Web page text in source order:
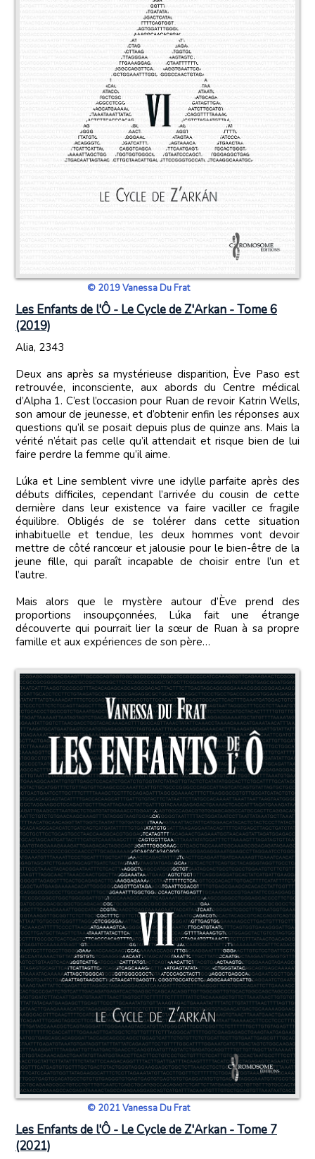
© 2019 Vanessa Du Frat
Les Enfants de l'Ô - Le Cycle de Z'Arkan - Tome 6
(2019)
Alia, 2343
Deux ans après sa mystérieuse disparition, Ève Paso est
retrouvée, inconsciente, aux abords du Centre médical
d’Alpha 1. C’est l’occasion pour Ruan de revoir Katrin Wells,
son amour de jeunesse, et d’obtenir enfin les réponses aux
questions qu’il se posait depuis plus de quinze ans. Mais la
vérité n’était pas celle qu’il attendait et risque bien de lui
faire perdre la femme qu’il aime.
Lúka et Line semblent vivre une idylle parfaite après des
débuts difficiles, cependant l’arrivée du cousin de cette
dernière dans leur existence va faire vaciller ce fragile
équilibre. Obligés de se tolérer dans cette situation
inhabituelle et tendue, les deux hommes vont devoir
mettre de côté rancœur et jalousie pour le bien-être de la
jeune fille, qui paraît incapable de choisir entre l’un et
l’autre.
Mais alors que le mystère autour d’Ève prend des
proportions insoupçonnées, Lúka fait une étrange
découverte qui pourrait lier la sœur de Ruan à sa propre
famille et aux expériences de son père…
© 2021 Vanessa Du Frat
Les Enfants de l'Ô - Le Cycle de Z'Arkan - Tome 7
(2021)